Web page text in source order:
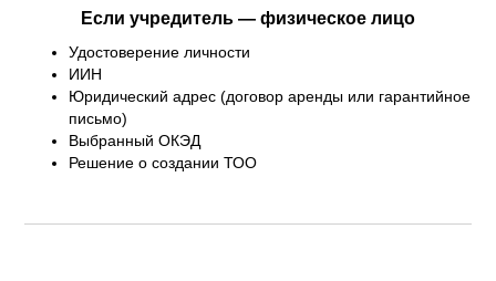
Если учредитель — физическое лицо
Удостоверение личности
ИИН
Юридический адрес (договор аренды или гарантийное
письмо)
Выбранный ОКЭД
Решение о создании ТОО